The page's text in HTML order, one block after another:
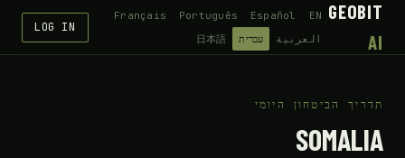
GEOBIT
AI
EN
Español
Português
Français
العربية
עברית 日本語
LOG IN
תדריך הביטחון היומי
SOMALIA